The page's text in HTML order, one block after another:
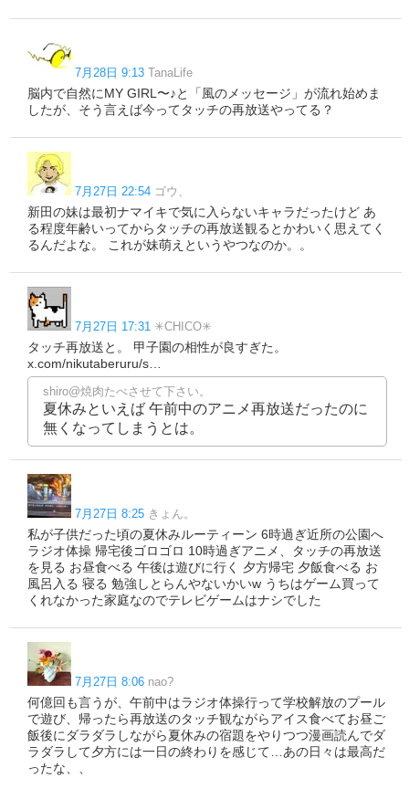
7月28日 9:13 TanaLife
脳内で自然にMY GIRL〜♪と「風のメッセージ」が流れ始めま
したが、そう言えば今ってタッチの再放送やってる？
7月27日 22:54 ゴウ、
新田の妹は最初ナマイキで気に入らないキャラだったけど あ
る程度年齢いってからタッチの再放送観るとかわいく思えてく
るんだよな。 これが妹萌えというやつなのか。。
7月27日 17:31 ✳︎CHICO✳︎
タッチ再放送と。 甲子園の相性が良すぎた。
x.com/nikutaberuru/s…
shiro@焼肉たべさせて下さい。
夏休みといえば 午前中のアニメ再放送だったのに
無くなってしまうとは。
7月27日 8:25 きょん。
私が子供だった頃の夏休みルーティーン 6時過ぎ近所の公園へ
ラジオ体操 帰宅後ゴロゴロ 10時過ぎアニメ、タッチの再放送
を見る お昼食べる 午後は遊びに行く 夕方帰宅 夕飯食べる お
風呂入る 寝る 勉強しとらんやないかいw うちはゲーム買って
くれなかった家庭なのでテレビゲームはナシでした
7月27日 8:06 nao?
何億回も言うが、午前中はラジオ体操行って学校解放のプール
で遊び、帰ったら再放送のタッチ観ながらアイス食べてお昼ご
飯後にダラダラしながら夏休みの宿題をやりつつ漫画読んでダ
ラダラして夕方には一日の終わりを感じて…あの日々は最高だ
ったな、、